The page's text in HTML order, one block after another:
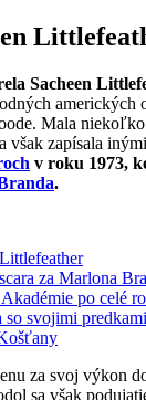
Sacheen
amerických
Mala
však zapísala
v roku 1973,
.
za Marlona
po celé
so svojimi predkami
za svoj výkon
sa však